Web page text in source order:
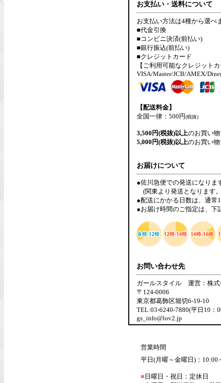
お支払い・送料について
お支払い方法は4種から選べ
■代金引換
■コンビニ決済(前払い)
■銀行振込(前払い)
■クレジットカード
【ご利用可能なクレジット
VISA/Master/JCB/AMEX/
【配送料金】
全国一律：500円(税抜)
3,500円(税抜)以上のお買い
5,000円(税抜)以上のお買い
お届けについて
●佐川急便での発送になりま
(関東より発送となります
●配送にかかる日数は、通常
●お届け時間のご指定は、下
お問い合わせ先
ガールスタイル 運営：株式
〒124-0006
東京都葛飾区堀切6-19-10
TEL:03-6240-7880(平日10：
gs_info@lov2.jp
営業時間
平日(月曜～金曜日)：10:00
■ 日曜日・祝日：定休日